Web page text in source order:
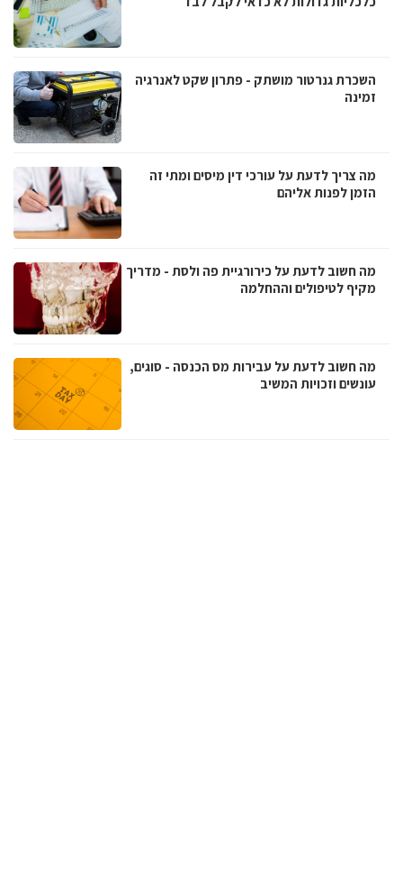
השכרת גנרטור מושתק - פתרון שקט לאנרגיה
זמינה
מה צריך לדעת על עורכי דין מיסים ומתי זה
הזמן לפנות אליהם
מה חשוב לדעת על כירורגיית פה ולסת - מדריך
מקיף לטיפולים וההחלמה
מה חשוב לדעת על עבירות מס הכנסה - סוגים,
עונשים וזכויות המשיב